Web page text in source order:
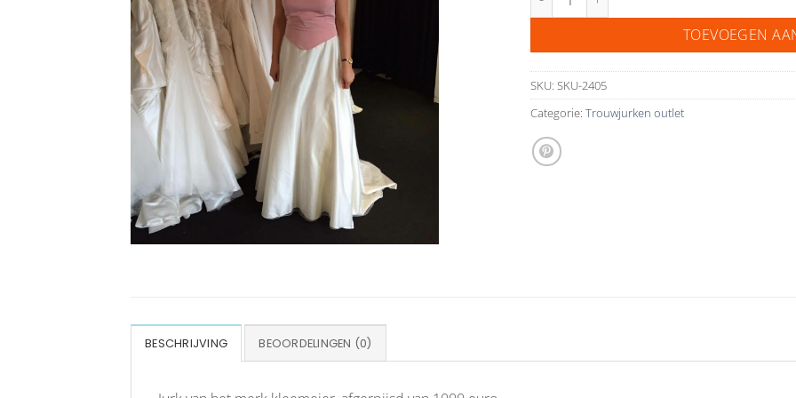
TOEVOEGEN
SKU: SKU-2405
Categorie: Trouwjurken outlet
BESCHRIJVING BEOORDELINGEN (0)